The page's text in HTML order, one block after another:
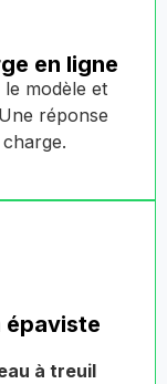
en ligne
le modèle et
réponse
épaviste
à treuil